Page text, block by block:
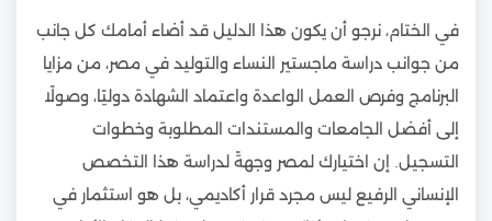
في الختام، نرجو أن يكون هذا الدليل قد أضاء أمامك كل جانب
من جوانب دراسة ماجستير النساء والتوليد في مصر، من مزايا
البرنامج وفرص العمل الواعدة واعتماد الشهادة دوليًا، وصولًا
إلى أفضل الجامعات والمستندات المطلوبة وخطوات
التسجيل. إن اختيارك لمصر وجهةً لدراسة هذا التخصص
الإنساني الرفيع ليس مجرد قرار أكاديمي، بل هو استثمار في